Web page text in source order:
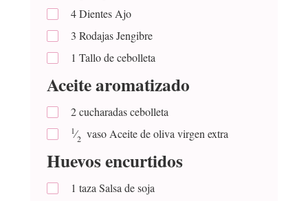
4Dientes Ajo
3 RodajasJengibre
1 Tallo de cebolleta
Aceite aromatizado
2cucharadascebolleta
1⁄2 vaso Aceite de oliva virgen extra
Huevos encurtidos
1 taza Salsa de soja